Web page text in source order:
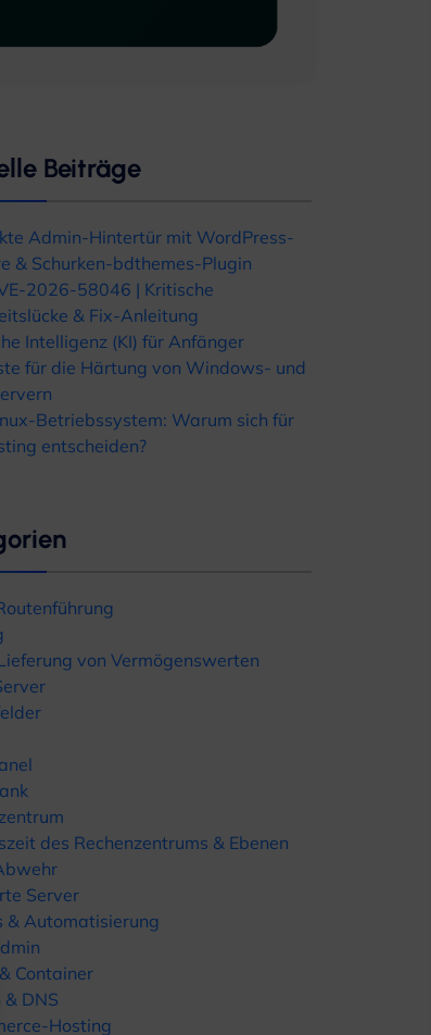
Beiträge
Admin-Hintertür mit WordPress-
& Schurken-bdthemes-Plugin
2026-58046 | Kritische
& Fix-Anleitung
Intelligenz (KI) für Anfänger
für die Härtung von Windows- und
Betriebssystem: Warum sich für
entscheiden?
von Vermögenswerten
des Rechenzentrums & Ebenen
Server
& Automatisierung
& Container
& DNS
Hosting